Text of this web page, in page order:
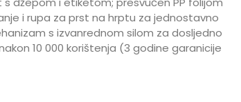
i rupa za prst na hrptu za jednostavno
s izvanrednom silom za dosljedno
10 000 korištenja (3 godine garanicije